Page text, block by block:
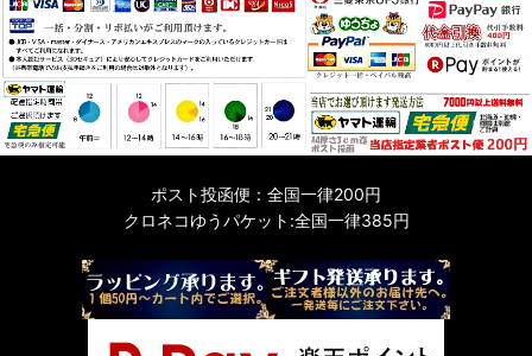
ポスト投函便：全国一律200円
クロネコゆうパケット:全国一律385円